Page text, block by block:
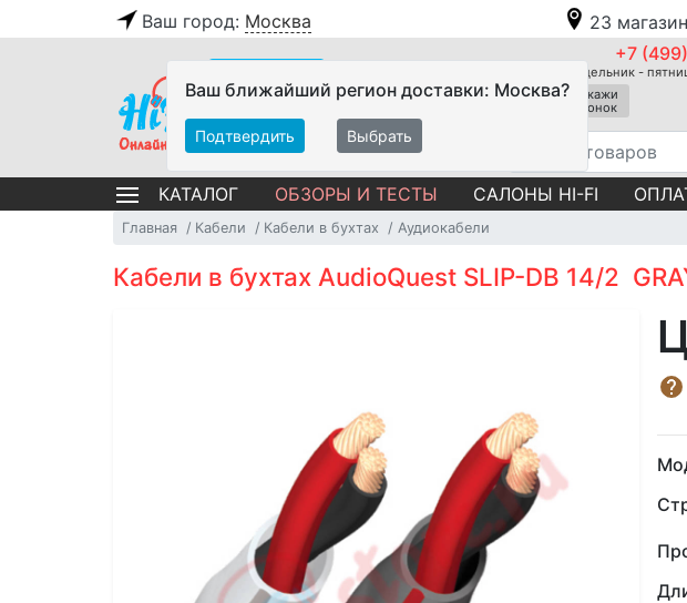
Ваш город: Москва 23
Ваш ближайший регион доставки: Москва?
Подтвердить Выбрать
+7
Понедельник -
Закажи
звонок
КАТАЛОГ ОБЗОРЫ И ТЕСТЫ САЛОНЫ HI-FI
Главная Кабели Кабели в бухтах Аудиокабели
Кабели в бухтах AudioQuest SLIP-DB 14/2